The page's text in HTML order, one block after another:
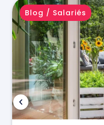
Blog / Salariés